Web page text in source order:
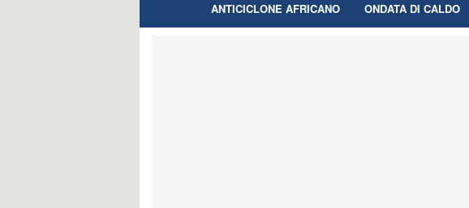
ANTICICLONE AFRICANO ONDATA DI CALDO